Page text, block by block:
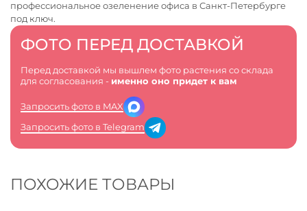
ФОТО ПЕРЕД ДОСТАВКОЙ
Перед доставкой мы вышлем фото растения со склада
для согласования - именно оно придет к вам
Запросить фото в MAX
Запросить фото в Telegram
профессиональноеозеленение офиса в Санкт-Петербурге
под ключ.
ПОХОЖИЕ ТОВАРЫ